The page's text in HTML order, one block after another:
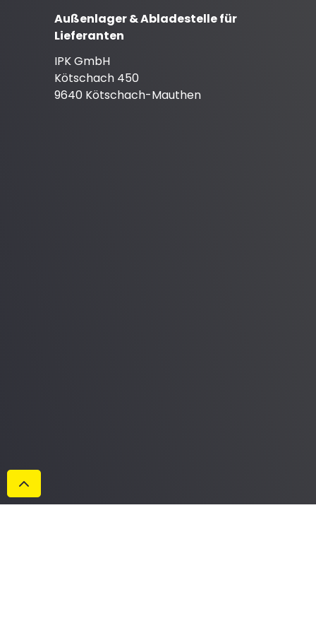
Außenlager & Abladestelle für
Lieferanten
IPK GmbH
Kötschach 450
9640 Kötschach-Mauthen